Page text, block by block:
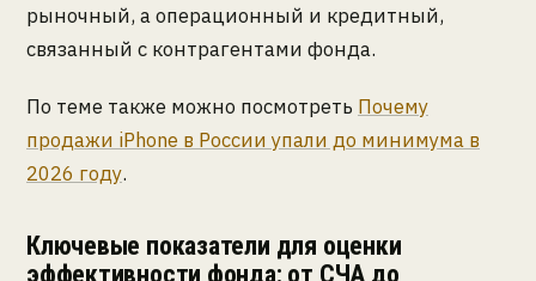
рыночный, а операционный и кредитный,
связанный с контрагентами фонда.
По теме также можно посмотреть Почему
продажи iPhone в России упали до минимума в
2026 году.
Ключевые показатели для оценки
эффективности фонда: от СЧА до